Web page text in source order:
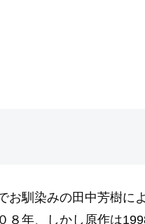
お馴染みの田中芳樹に
８年、しかし原作は